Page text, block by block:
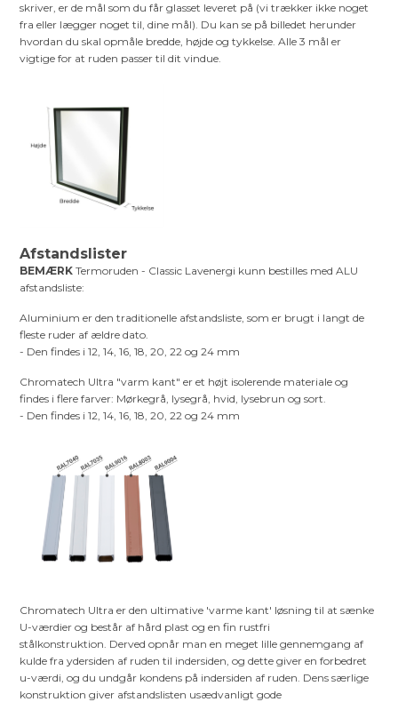
skriver, er de mål som du får glasset leveret på (vi trækker ikke noget
fra eller lægger noget til, dine mål). Du kan se på billedet herunder
hvordan du skal opmåle bredde, højde og tykkelse. Alle 3 mål er
vigtige for at ruden passer til dit vindue.
Afstandslister
BEMÆRKTermoruden - Classic Lavenergi kunn bestilles med ALU
afstandsliste:
Aluminium er den traditionelle afstandsliste, som er brugt i langt de
fleste ruder af ældre dato.
- Den findes i 12, 14, 16, 18, 20, 22 og 24 mm
Chromatech Ultra "varm kant" er et højt isolerende materiale og
findes i flere farver: Mørkegrå, lysegrå, hvid, lysebrun og sort.
- Den findes i 12, 14, 16, 18, 20, 22 og 24 mm
Chromatech Ultra er den ultimative 'varme kant' løsning til at sænke
U-værdier og består af hård plast og en fin rustfri
stålkonstruktion. Derved opnår man en meget lille gennemgang af
kulde fra ydersiden af ruden til indersiden, og dette giver en forbedret
u-værdi, og du undgår kondens på indersiden af ruden. Dens særlige
konstruktion giver afstandslisten usædvanligt gode